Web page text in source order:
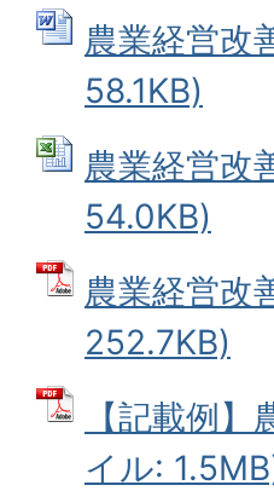
農業経営改
58.1KB)
農業経営改
54.0KB)
農業経営改
252.7KB)
【記載例
イル: